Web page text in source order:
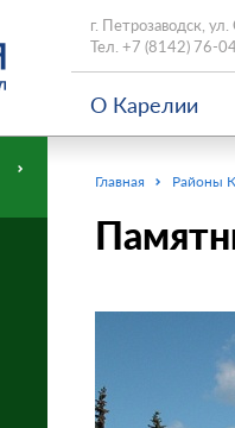
г. Петрозаводск,
Тел. +7 (8142) 76-
О Карелии
Главная Районы